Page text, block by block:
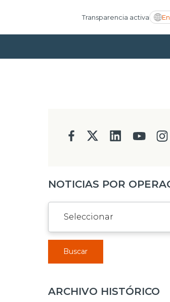
Transparencia activa
NOTICIAS POR
Buscar
ARCHIVO HISTÓRICO